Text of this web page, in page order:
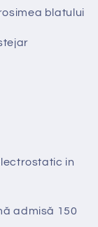
blatului
in
admisă 150